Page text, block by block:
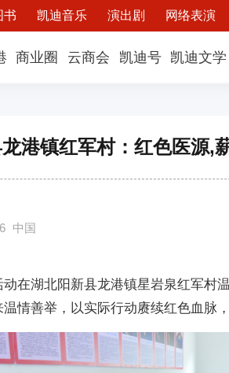
书 凯迪音乐 演出剧 网络表演
商业圈 云商会 凯迪号 凯迪文学
港镇红军村：红色医源,
中国
在湖北阳新县龙港镇星岩泉红军村
情善举，以实际行动赓续红色血脉